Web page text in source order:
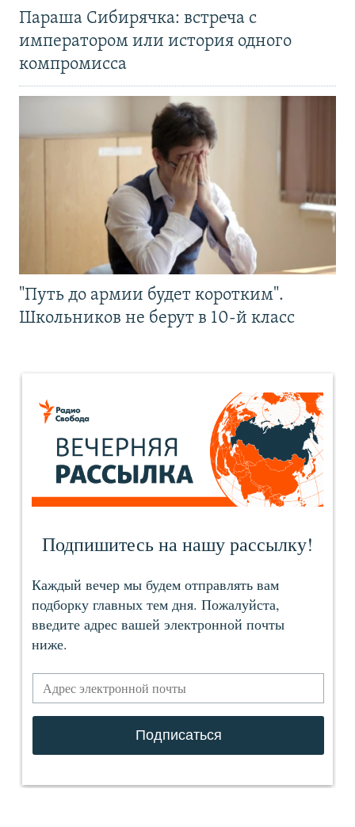
Параша Сибирячка: встреча с
императором или история одного
компромисса
"Путь до армии будет коротким".
Школьников не берут в 10-й класс